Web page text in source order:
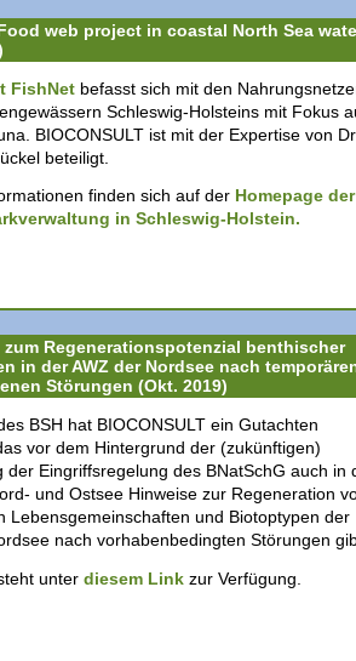
web project in coastal North Sea
FishNet befasst sich mit den
Schleswig-Holsteins mit Fokus
BIOCONSULT ist mit der Expertise von
beteiligt.
finden sich auf der Homepage der
in Schleswig-Holstein.
Regenerationspotenzial benthischer
in der AWZ der Nordsee nach
Störungen (Okt. 2019)
BSH hat BIOCONSULT ein Gutachten
vor dem Hintergrund der (zukünftigen)
der Eingriffsregelung des BNatSchG auch in
und Ostsee Hinweise zur Regeneration
Lebensgemeinschaften und Biotoptypen der
nach vorhabenbedingten Störungen
unter diesem Link zur Verfügung.